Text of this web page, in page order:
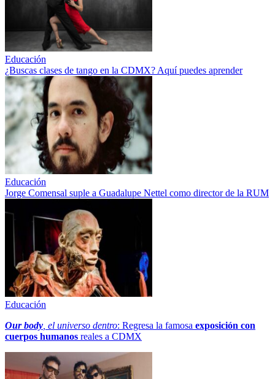
Educación
¿Buscas clases de tango en la CDMX? Aquí puedes aprender
Educación
Jorge Comensal suple a Guadalupe Nettel como director de la RUM
Educación
Our body , el universo dentro: Regresa la famosa exposición con
cuerpos humanos reales a CDMX